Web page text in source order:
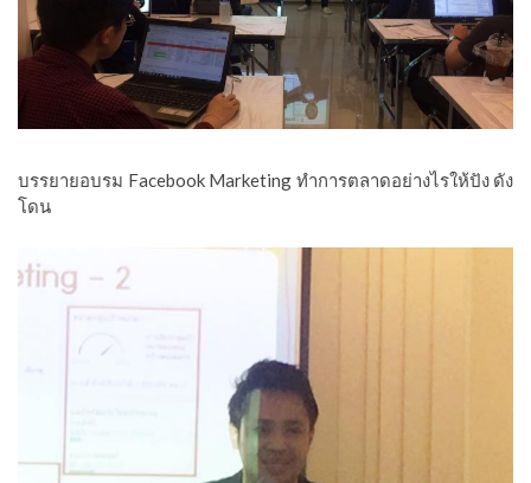
บรรยายอบรม Facebook Marketing ทำการตลาดอย่างไรให้ปัง ดัง
โดน